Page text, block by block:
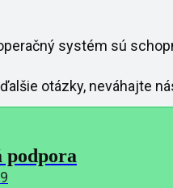
systém sú
otázky, neváhajte
podpora